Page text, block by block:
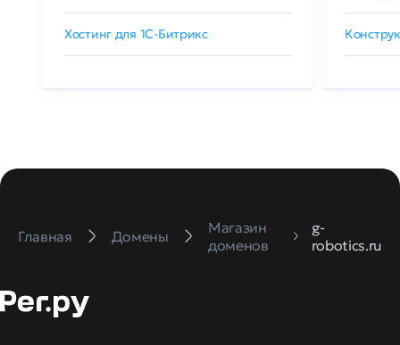
Хостинг для 1C-Битрикс
Главная Домены
Магазин
доменов
g-
robotics.ru